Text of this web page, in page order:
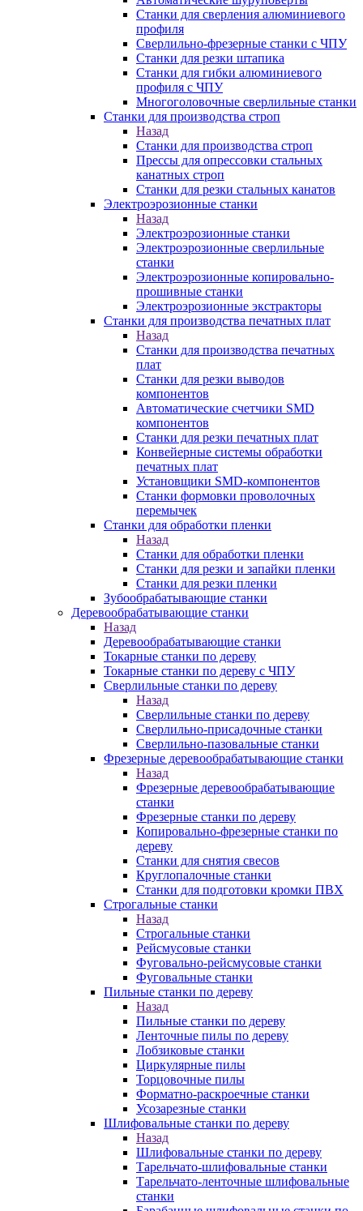
Станки для сверления алюминиевого
профиля
Сверлильно-фрезерные станки с ЧПУ
Станки для резки штапика
Станки для гибки алюминиевого
профиля с ЧПУ
Многоголовочные сверлильные станки
Станки для производства строп
Назад
Станки для производства строп
Прессы для опрессовки стальных
канатных строп
Станки для резки стальных канатов
Электроэрозионные станки
Назад
Электроэрозионные станки
Электроэрозионные сверлильные
станки
Электроэрозионные копировально-
прошивные станки
Электроэрозионные экстракторы
Станки для производства печатных плат
Назад
Станки для производства печатных
плат
Станки для резки выводов
компонентов
Автоматические счетчики SMD
компонентов
Станки для резки печатных плат
Конвейерные системы обработки
печатных плат
Установщики SMD-компонентов
Станки формовки проволочных
перемычек
Станки для обработки пленки
Назад
Станки для обработки пленки
Станки для резки и запайки пленки
Станки для резки пленки
Зубообрабатывающие станки
Деревообрабатывающие станки
Назад
Деревообрабатывающие станки
Токарные станки по дереву
Токарные станки по дереву с ЧПУ
Сверлильные станки по дереву
Назад
Сверлильные станки по дереву
Сверлильно-присадочные станки
Сверлильно-пазовальные станки
Фрезерные деревообрабатывающие станки
Назад
Фрезерные деревообрабатывающие
станки
Фрезерные станки по дереву
Копировально-фрезерные станки по
дереву
Станки для снятия свесов
Круглопалочные станки
Станки для подготовки кромки ПВХ
Строгальные станки
Назад
Строгальные станки
Рейсмусовые станки
Фуговально-рейсмусовые станки
Фуговальные станки
Пильные станки по дереву
Назад
Пильные станки по дереву
Ленточные пилы по дереву
Лобзиковые станки
Циркулярные пилы
Торцовочные пилы
Форматно-раскроечные станки
Усозарезные станки
Шлифовальные станки по дереву
Назад
Шлифовальные станки по дереву
Тарельчато-шлифовальные станки
Тарельчато-ленточные шлифовальные
станки